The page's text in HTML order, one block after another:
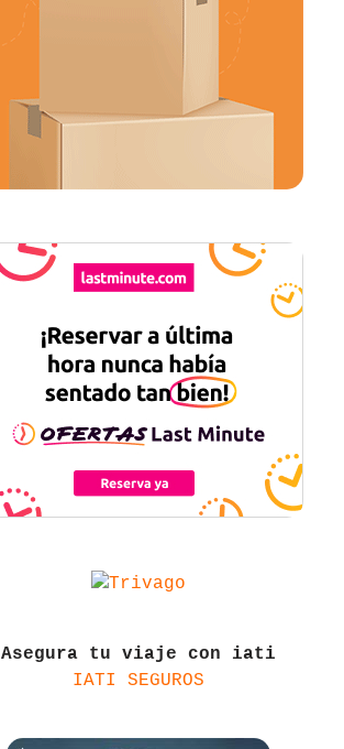
Asegura tu viaje con iati
IATI SEGUROS